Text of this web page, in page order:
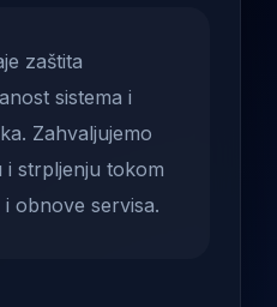
zaštita
sistema i
Zahvaljujemo
i strpljenju tokom
obnove servisa.